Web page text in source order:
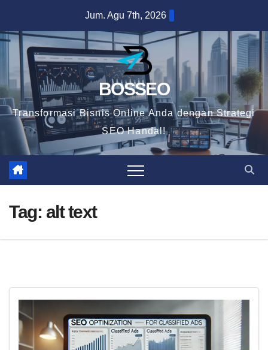
content
Jum. Agu 7th, 2026
BOSSEO
Transformasi Bisnis Online Anda dengan Strategi
SEO Handal!
Tag: alt text